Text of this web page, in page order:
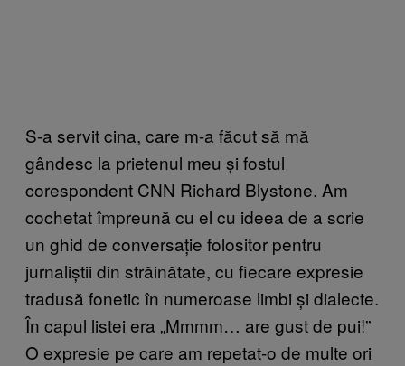
S-a servit cina, care m-a făcut să mă
gândesc la prietenul meu și fostul
corespondent CNN Richard Blystone. Am
cochetat împreună cu el cu ideea de a scrie
un ghid de conversație folositor pentru
jurnaliștii din străinătate, cu fiecare expresie
tradusă fonetic în numeroase limbi și dialecte.
În capul listei era „Mmmm… are gust de pui!”
O expresie pe care am repetat-o de multe ori